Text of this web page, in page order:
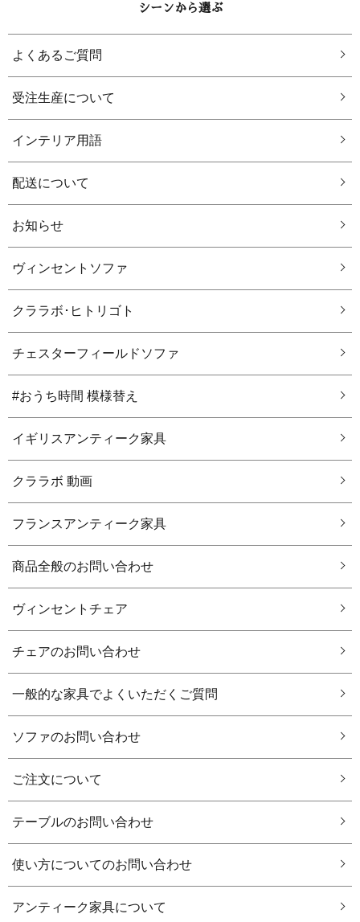
シーンから選ぶ
よくあるご質問
受注生産について
インテリア用語
配送について
お知らせ
ヴィンセントソファ
クララボ･ヒトリゴト
チェスターフィールドソファ
#おうち時間 模様替え
イギリスアンティーク家具
クララボ 動画
フランスアンティーク家具
商品全般のお問い合わせ
ヴィンセントチェア
チェアのお問い合わせ
一般的な家具でよくいただくご質問
ソファのお問い合わせ
ご注文について
テーブルのお問い合わせ
使い方についてのお問い合わせ
アンティーク家具について